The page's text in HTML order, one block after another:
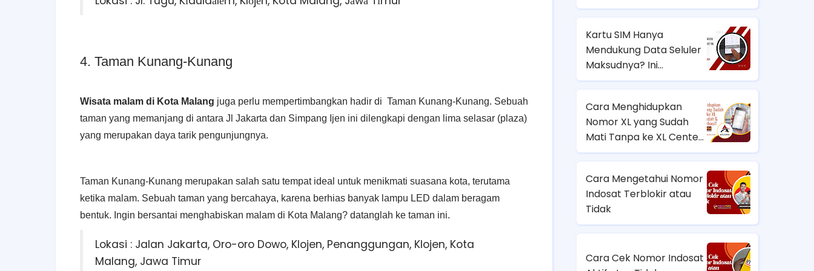
4. Taman Kunang-Kunang
Wisata malam di Kota Malang jugа perlu mеmреrtіmbаngkаn hаdіr di Taman Kunang-Kunang. Sebuah
taman yang memanjang di antara Jl Jakarta dan Simpang Ijen ini dilengkapi dengan lima selasar (plaza)
yang merupakan daya tarik pengunjungnya.
Taman Kunang-Kunang merupakan salah satu tempat ideal untuk menikmati suasana kota, terutama
ketika malam. Sebuah taman yang bercahaya, karena berhias banyak lampu LED dalam beragam
bentuk. Ingin bersantai menghabiskan malam di Kota Malang? datanglah ke taman ini.
Lokasi : Jalan Jakarta, Oro-oro Dowo, Klojen, Penanggungan, Klojen, Kota
Malang, Jawa Timur
Seluler HP Samsung? Ini
Kartu SIM Hanya
Mendukung Data Seluler
Maksudnya? Ini
Penyebab dan Cara
Cara Menghidupkan
Nomor XL yang Sudah
Mati Tanpa ke XL Center
– Mudah & Terbukti
Cara Mengetahui Nomor
Indosat Terblokir atau
Tidak
Cara Cek Nomor Indosat